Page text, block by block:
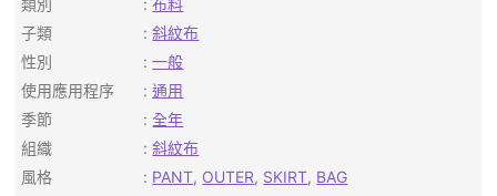
子類
斜紋布
性別
一般
使用應用程序
通用
季節
全年
組織
斜紋布
風格
PANT, OUTER, SKIRT, BAG